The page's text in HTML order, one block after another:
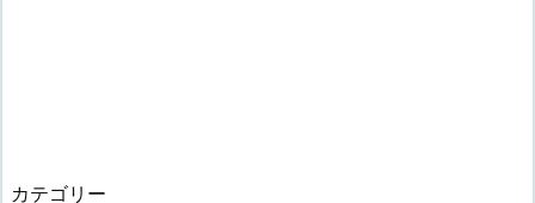
カテゴリー